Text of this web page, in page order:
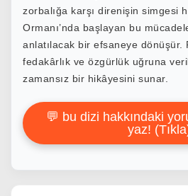
zorbalığa karşı direnişin simgesi
Ormanı’nda başlayan bu
anlatılacak bir efsaneye dönüşür.
fedakârlık ve özgürlük uğruna
zamansız bir hikâyesini sunar.
💬 bu dizi hakkındaki
yaz!